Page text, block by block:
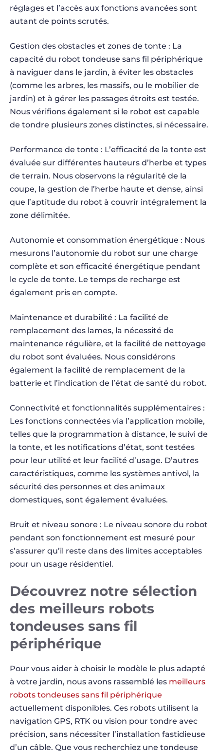
réglages et l’accès aux fonctions avancées sont
autant de points scrutés.
Gestion des obstacles et zones de tonte : La
capacité du robot tondeuse sans fil périphérique
à naviguer dans le jardin, à éviter les obstacles
(comme les arbres, les massifs, ou le mobilier de
jardin) et à gérer les passages étroits est testée.
Nous vérifions également si le robot est capable
de tondre plusieurs zones distinctes, si nécessaire.
Performance de tonte : L’efficacité de la tonte est
évaluée sur différentes hauteurs d’herbe et types
de terrain. Nous observons la régularité de la
coupe, la gestion de l’herbe haute et dense, ainsi
que l’aptitude du robot à couvrir intégralement la
zone délimitée.
Autonomie et consommation énergétique : Nous
mesurons l’autonomie du robot sur une charge
complète et son efficacité énergétique pendant
le cycle de tonte. Le temps de recharge est
également pris en compte.
Maintenance et durabilité : La facilité de
remplacement des lames, la nécessité de
maintenance régulière, et la facilité de nettoyage
du robot sont évaluées. Nous considérons
également la facilité de remplacement de la
batterie et l’indication de l’état de santé du robot.
Connectivité et fonctionnalités supplémentaires :
Les fonctions connectées via l’application mobile,
telles que la programmation à distance, le suivi de
la tonte, et les notifications d’état, sont testées
pour leur utilité et leur facilité d’usage. D’autres
caractéristiques, comme les systèmes antivol, la
sécurité des personnes et des animaux
domestiques, sont également évaluées.
Bruit et niveau sonore : Le niveau sonore du robot
pendant son fonctionnement est mesuré pour
s’assurer qu’il reste dans des limites acceptables
pour un usage résidentiel.
Découvrez notre sélection
des meilleurs robots
tondeuses sans fil
périphérique
Pour vous aider à choisir le modèle le plus adapté
à votre jardin, nous avons rassemblé les meilleurs
robots tondeuses sans fil périphérique
actuellement disponibles. Ces robots utilisent la
navigation GPS, RTK ou vision pour tondre avec
précision, sans nécessiter l’installation fastidieuse
d’un câble. Que vous recherchiez une tondeuse